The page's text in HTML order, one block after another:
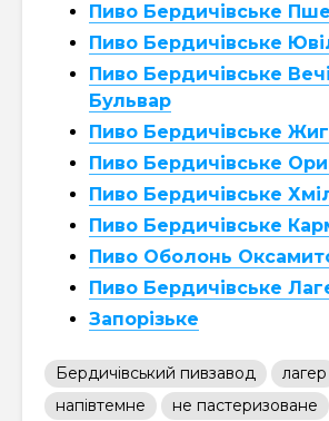
Пиво Бердичівське
Пиво Бердичівське
Пиво Бердичівське
Бульвар
Пиво Бердичівське
Пиво Бердичівське
Пиво Бердичівське
Пиво Бердичівське
Пиво Оболонь
Пиво Бердичівське
Запорізьке
Бердичівський пивзавод
лагер
напівтемне
не пастеризоване